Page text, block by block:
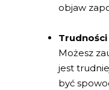
objaw
Możesz
jest
być